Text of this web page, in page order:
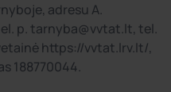
adresu A.
p. tarnyba@vvtat.lt, tel.
https://vvtat.lrv.lt/,
188770044.